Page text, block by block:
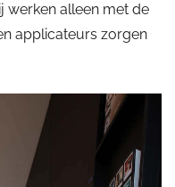
werken alleen met de
applicateurs zorgen